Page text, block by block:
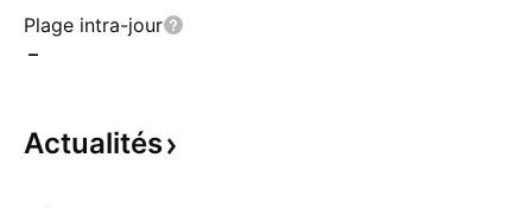
Plage intra-jour
–
Actualités